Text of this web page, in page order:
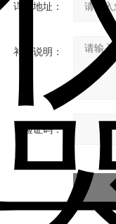
详细地址：
补充说明：
验证码：